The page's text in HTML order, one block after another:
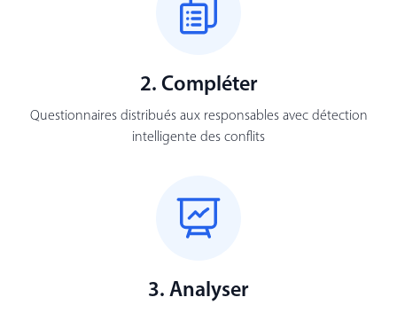
2. Compléter
Questionnaires distribués aux responsables avec détection
intelligente des conflits
3. Analyser